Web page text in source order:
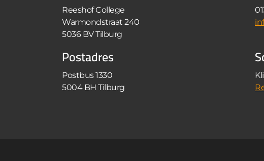
Reeshof College
Warmondstraat 240
5036 BV Tilburg
Postadres
Postbus 1330
5004 BH Tilburg